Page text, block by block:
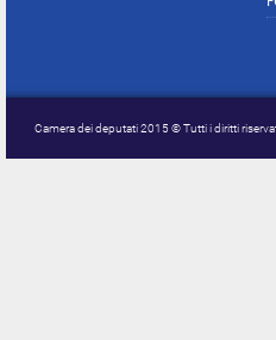
Camera dei deputati 2015 © Tutti i diritti